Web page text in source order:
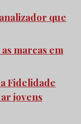
que
marcas em
Fidelidade
jovens